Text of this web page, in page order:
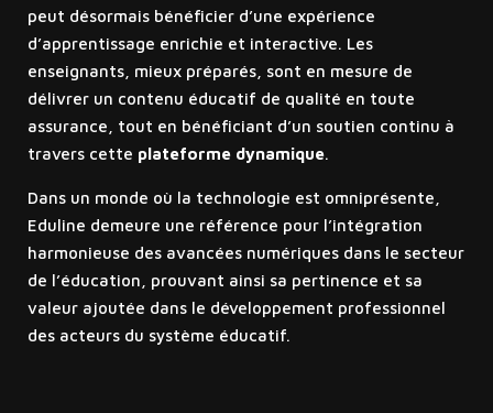
peut désormais bénéficier d’une expérience
d’apprentissage enrichie et interactive. Les
enseignants, mieux préparés, sont en mesure de
délivrer un contenu éducatif de qualité en toute
assurance, tout en bénéficiant d’un soutien continu à
travers cette plateforme dynamique.
Dans un monde où la technologie est omniprésente,
Eduline demeure une référence pour l’intégration
harmonieuse des avancées numériques dans le secteur
de l’éducation, prouvant ainsi sa pertinence et sa
valeur ajoutée dans le développement professionnel
des acteurs du système éducatif.